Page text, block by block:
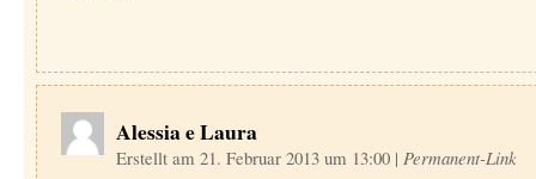
Alessia e Laura
Erstellt am 21. Februar 2013 um 13:00 | Permanent-Link